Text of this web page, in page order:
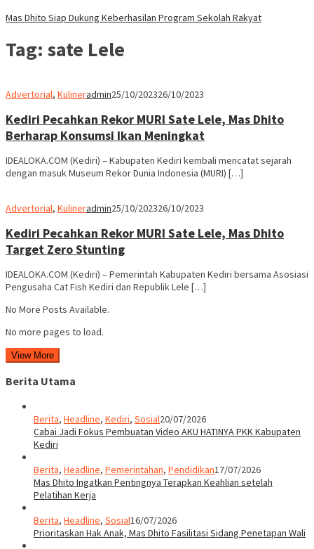
Mas Dhito Siap Dukung Keberhasilan Program Sekolah Rakyat
Tag: sate Lele
Advertorial, Kulineradmin25/10/202326/10/2023
Kediri Pecahkan Rekor MURI Sate Lele, Mas Dhito
Berharap Konsumsi Ikan Meningkat
IDEALOKA.COM (Kediri) – Kabupaten Kediri kembali mencatat sejarah
dengan masuk Museum Rekor Dunia Indonesia (MURI) […]
Advertorial, Kulineradmin25/10/202326/10/2023
Kediri Pecahkan Rekor MURI Sate Lele, Mas Dhito
Target Zero Stunting
IDEALOKA.COM (Kediri) – Pemerintah Kabupaten Kediri bersama Asosiasi
Pengusaha Cat Fish Kediri dan Republik Lele […]
No More Posts Available.
No more pages to load.
View More
Berita Utama
Berita, Headline, Kediri, Sosial20/07/2026
Cabai Jadi Fokus Pembuatan Video AKU HATINYA PKK Kabupaten
Kediri
Berita, Headline, Pemerintahan, Pendidikan17/07/2026
Mas Dhito Ingatkan Pentingnya Terapkan Keahlian setelah
Pelatihan Kerja
Berita, Headline, Sosial16/07/2026
Prioritaskan Hak Anak, Mas Dhito Fasilitasi Sidang Penetapan Wali